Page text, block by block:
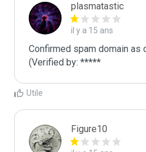
plasmatastic
il y a 15 ans
Confirmed spam domain as
(Verified by: *****
Utile
Figure10